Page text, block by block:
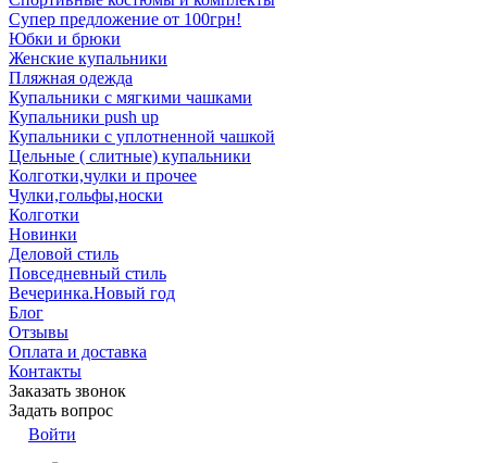
Супер предложение от 100грн!
Юбки и брюки
Женские купальники
Пляжная одежда
Купальники с мягкими чашками
Купальники push up
Купальники с уплотненной чашкой
Цельные ( слитные) купальники
Колготки,чулки и прочее
Чулки,гольфы,носки
Колготки
Новинки
Деловой стиль
Повседневный стиль
Вечеринка.Новый год
Блог
Отзывы
Оплата и доставка
Контакты
Заказать звонок
Задать вопрос
Войти